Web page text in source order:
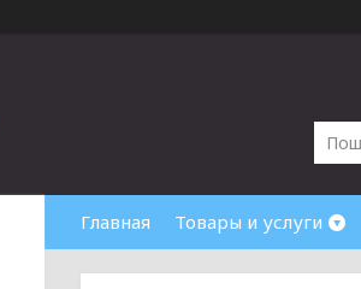
Главная Товары и услуги